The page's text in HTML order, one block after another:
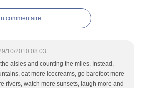
commentaire
10/2010 08:03
aisles and counting the miles. Instead,
eat more icecreams, go barefoot more
rivers, watch more sunsets, laugh more and